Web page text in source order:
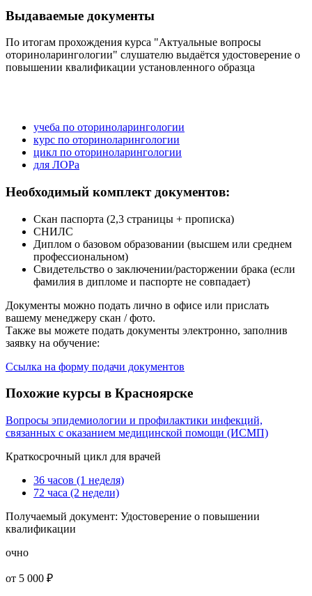
Выдаваемые документы
По итогам прохождения курса "Актуальные вопросы
оториноларингологии" слушателю выдаётся удостоверение о
повышении квалификации установленного образца
учеба по оториноларингологии
курс по оториноларингологии
цикл по оториноларингологии
для ЛОРа
Необходимый комплект документов:
Скан паспорта (2,3 страницы + прописка)
СНИЛС
Диплом о базовом образовании (высшем или среднем
профессиональном)
Свидетельство о заключении/расторжении брака (если
фамилия в дипломе и паспорте не совпадает)
Документы можно подать лично в офисе или прислать
вашему менеджеру скан / фото.
Также вы можете подать документы электронно, заполнив
заявку на обучение:
Ссылка на форму подачи документов
Похожие курсы в Красноярске
Вопросы эпидемиологии и профилактики инфекций,
связанных с оказанием медицинской помощи (ИСМП)
Краткосрочный цикл для врачей
36 часов (1 неделя)
72 часа (2 недели)
Получаемый документ: Удостоверение о повышении
квалификации
очно
от 5 000 ₽